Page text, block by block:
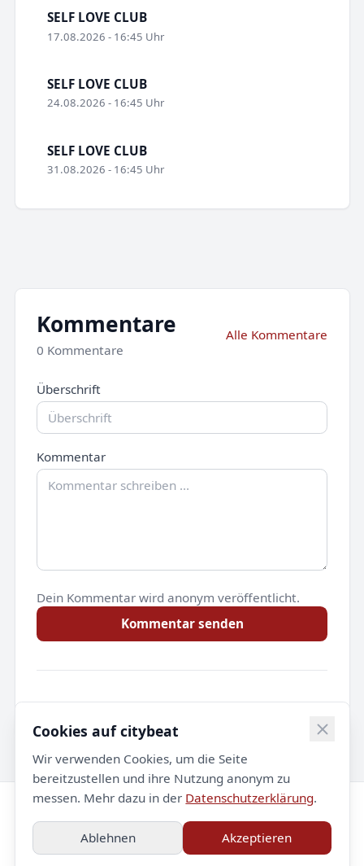
SELF LOVE CLUB
17.08.2026 - 16:45 Uhr
SELF LOVE CLUB
24.08.2026 - 16:45 Uhr
SELF LOVE CLUB
31.08.2026 - 16:45 Uhr
Kommentare
0 Kommentare
Alle Kommentare
Überschrift
Kommentar
Dein Kommentar wird anonym veröffentlicht.
Kommentar senden
Noch keine Kommentare.
© 2026 citybeat. Alle Rechte vorbehalten.
Impressum
Datenschutz Kontakt
Cookies auf citybeat
Wir verwenden Cookies, um die Seite
bereitzustellen und ihre Nutzung anonym zu
messen. Mehr dazu in der Datenschutzerklärung.
Ablehnen Akzeptieren